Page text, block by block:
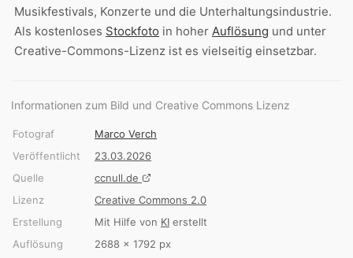
Musikfestivals, Konzerte und die Unterhaltungsindustrie.
Als kostenloses Stockfoto in hoher Auflösung und unter
Creative-Commons-Lizenz ist es vielseitig einsetzbar.
Informationen zum Bild und Creative Commons Lizenz
Fotograf
Marco Verch
Veröffentlicht
23.03.2026
Quelle
ccnull.de
Lizenz
Creative Commons 2.0
Erstellung
Mit Hilfe von KI erstellt
Auflösung
2688 × 1792 px